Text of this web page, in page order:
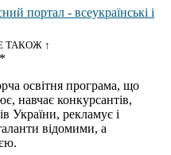
ТАКОЖ ↑
освітня програма, що
навчає конкурсантів,
України, рекламує і
відомими, а